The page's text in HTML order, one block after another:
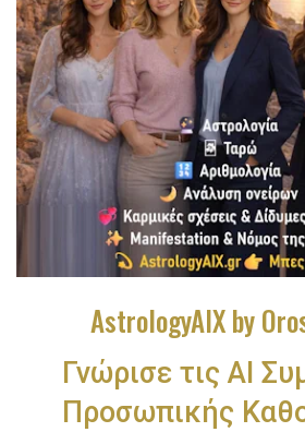
AstrologyAIX by
Γνώρισε τις ΑΙ
Προσωπικής